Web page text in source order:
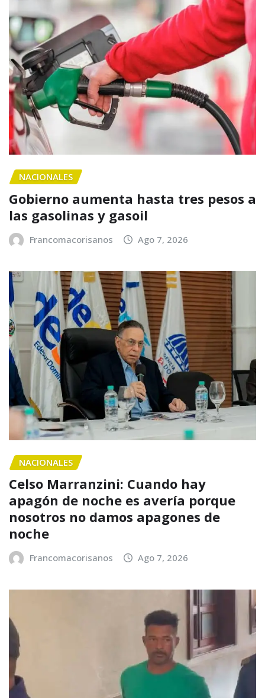
NACIONALES
Gobierno aumenta hasta tres pesos a
las gasolinas y gasoil
Francomacorisanos Ago 7, 2026
NACIONALES
Celso Marranzini: Cuando hay
apagón de noche es avería porque
nosotros no damos apagones de
noche
Francomacorisanos Ago 7, 2026